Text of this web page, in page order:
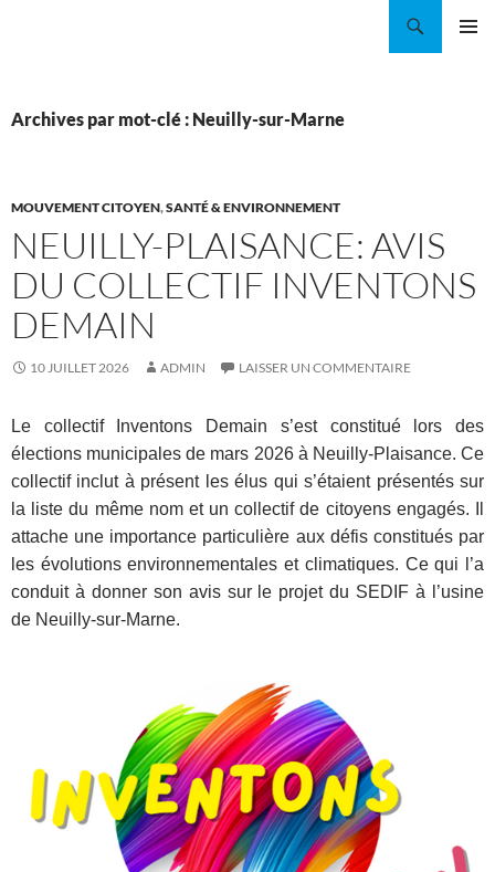
Archives par mot-clé : Neuilly-sur-Marne
MOUVEMENT CITOYEN,SANTÉ & ENVIRONNEMENT
NEUILLY-PLAISANCE: AVIS
DU COLLECTIF INVENTONS
DEMAIN
10 JUILLET 2026 ADMIN LAISSER UN COMMENTAIRE
Le collectif Inventons Demain s’est constitué lors des
élections municipales de mars 2026 à Neuilly-Plaisance. Ce
collectif inclut à présent les élus qui s’étaient présentés sur
la liste du même nom et un collectif de citoyens engagés. Il
attache une importance particulière aux défis constitués par
les évolutions environnementales et climatiques. Ce qui l’a
conduit à donner son avis sur le projet du SEDIF à l’usine
de Neuilly-sur-Marne.